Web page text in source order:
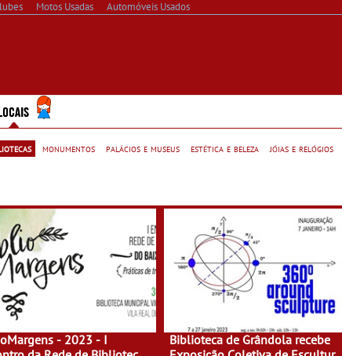
Motos Usadas Automóveis Usados
LOCAIS
monumentos palácios e museus estética e beleza jóias e relógios
- 2023 - I
Biblioteca de Grândola recebe